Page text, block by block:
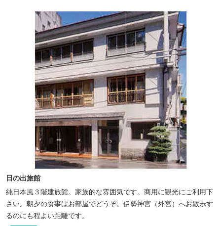
日の出旅館
純日本風３階建旅館。家族的な雰囲気です。商用に観光にご利用下
さい。朝夕の食事はお部屋でどうぞ。伊勢神宮（外宮）へお散歩す
るのにも程よい距離です。